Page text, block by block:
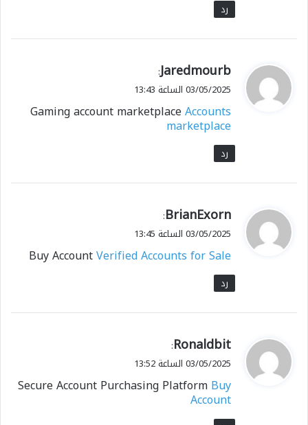
رد
ي
ق
ل
Jaredmourb
:
03/05/2025 الساعة 13:43
Gaming account marketplaceAccounts
marketplace
رد
ي
ق
ل
BrianExorn
:
03/05/2025 الساعة 13:45
Buy AccountVerified Accounts for Sale
رد
ي
ق
ل
Ronaldbit
:
03/05/2025 الساعة 13:52
Secure Account Purchasing PlatformBuy
Account